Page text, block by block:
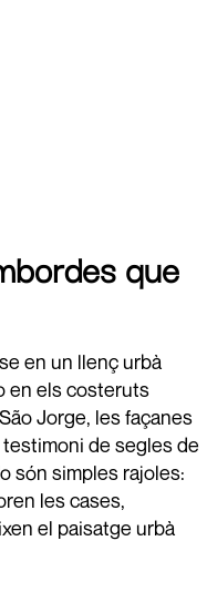
que
en un llenç urbà
en els costeruts
Jorge, les façanes
de segles de
són simples rajoles:
les cases,
el paisatge urbà